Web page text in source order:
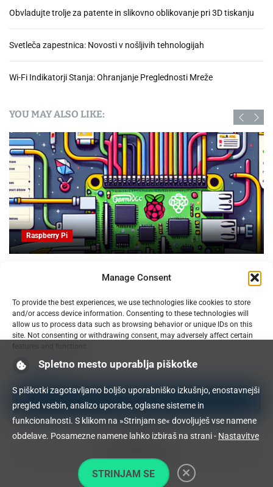
Manage Consent
To provide the best experiences, we use technologies like cookies to store
and/or access device information. Consenting to these technologies will
allow us to process data such as browsing behavior or unique IDs on this
site. Not consenting or withdrawing consent, may adversely affect certain
features and functions.
Manage services
Accept
Deny
Obvladujte trolje za patente in slikovno oblikovanje pri 3D tiskanju
Svetleča zapestnica: Novosti v nošljivih tehnologijah
Wi-Fi Indikatorji Stanja: Ohranjanje Preglednosti Mreže
YOU MAY ALSO LIKE:
Raspberry Pi
OpenProject na Raspberry PI: Orodje za upravljanje
projektov z odprto kodo
09.02.2025
Spletno mesto uporablja piškotke
S piškotki zagotavljamo boljšo uporabniško izkušnjo, enostavnejši
pregled vsebin, analizo uporabe, oglasne sisteme in
funkcionalnosti. S klikom na »Strinjam se« dovoljuješ vse namene
obdelave. Posamezne namene lahko izbiraš na strani - Nastavitve
STRINJAM SE